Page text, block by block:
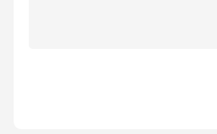
的管道和管件应分类堆放，
防护措施：钢管端部应进行